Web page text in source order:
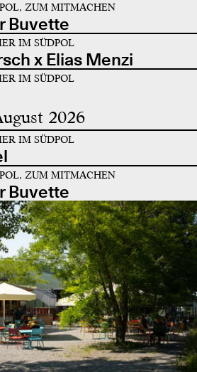
ZUM MITMACHEN
Buvette
IM SÜDPOL
x Elias Menzi
IM SÜDPOL
2026
IM SÜDPOL
ZUM MITMACHEN
Buvette